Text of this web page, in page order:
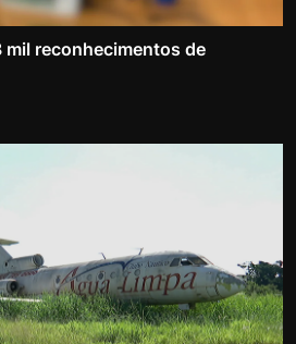
mil reconhecimentos de